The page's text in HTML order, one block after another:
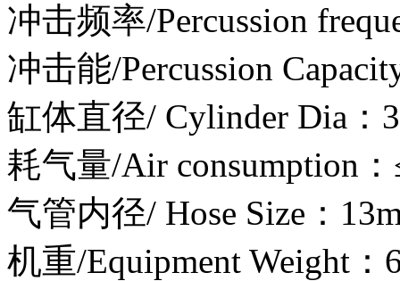
冲击频率/Percussion
冲击能/Percussion
缸体直径/ Cylinder Dia：
耗气量/Air consumption
气管内径/ Hose Size：
机重/Equipment Weight：